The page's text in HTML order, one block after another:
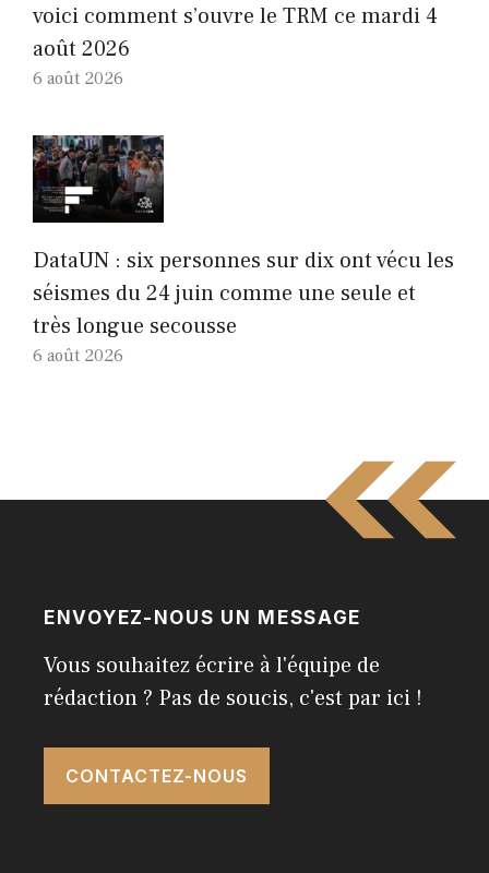
voici comment s’ouvre le TRM ce mardi 4
août 2026
6 août 2026
DataUN : six personnes sur dix ont vécu les
séismes du 24 juin comme une seule et
très longue secousse
6 août 2026
ENVOYEZ-NOUS UN MESSAGE
Vous souhaitez écrire à l'équipe de
rédaction ? Pas de soucis, c'est par ici !
CONTACTEZ-NOUS